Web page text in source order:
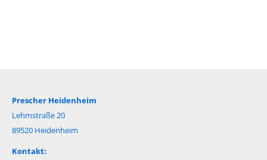
Prescher Heidenheim
Lehmstraße 20
89520 Heidenheim
Kontakt: